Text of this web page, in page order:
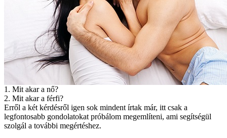
1. Mit akar a nő?
2. Mit akar a férfi?
Erről a két kérdésről igen sok mindent írtak már, itt csak a
legfontosabb gondolatokat próbálom megemlíteni, ami segítségül
szolgál a további megértéshez.